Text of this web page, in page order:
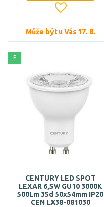
Může být u Vás 17. 8.
F
CENTURY LED SPOT
LEXAR 6,5W GU10 3000K
500Lm 35d 50x54mm IP20
CEN LX38-081030